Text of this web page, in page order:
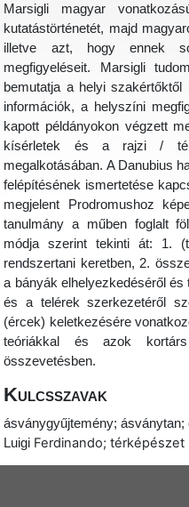
Marsigli magyar
kutatástörténetét, majd
illetve azt, hogy ennek
megfigyeléseit. Marsigli
bemutatja a helyi
információk, a helyszíni
kapott példányokon végzett
kísérletek és a rajzi /
megalkotásában. A Danubius
felépítésének ismertetése
megjelent Prodromushoz
tanulmány a műben foglalt
módja szerint tekinti át: 1.
rendszertani keretben, 2.
a bányák elhelyezkedéséről
és a telérek szerkezetéről
(ércek) keletkezésére
teóriákkal és azok kortárs
összevetésben.
Kulcsszavak
ásványgyűjtemény; ásványtan;
Luigi Ferdinando; térképészet